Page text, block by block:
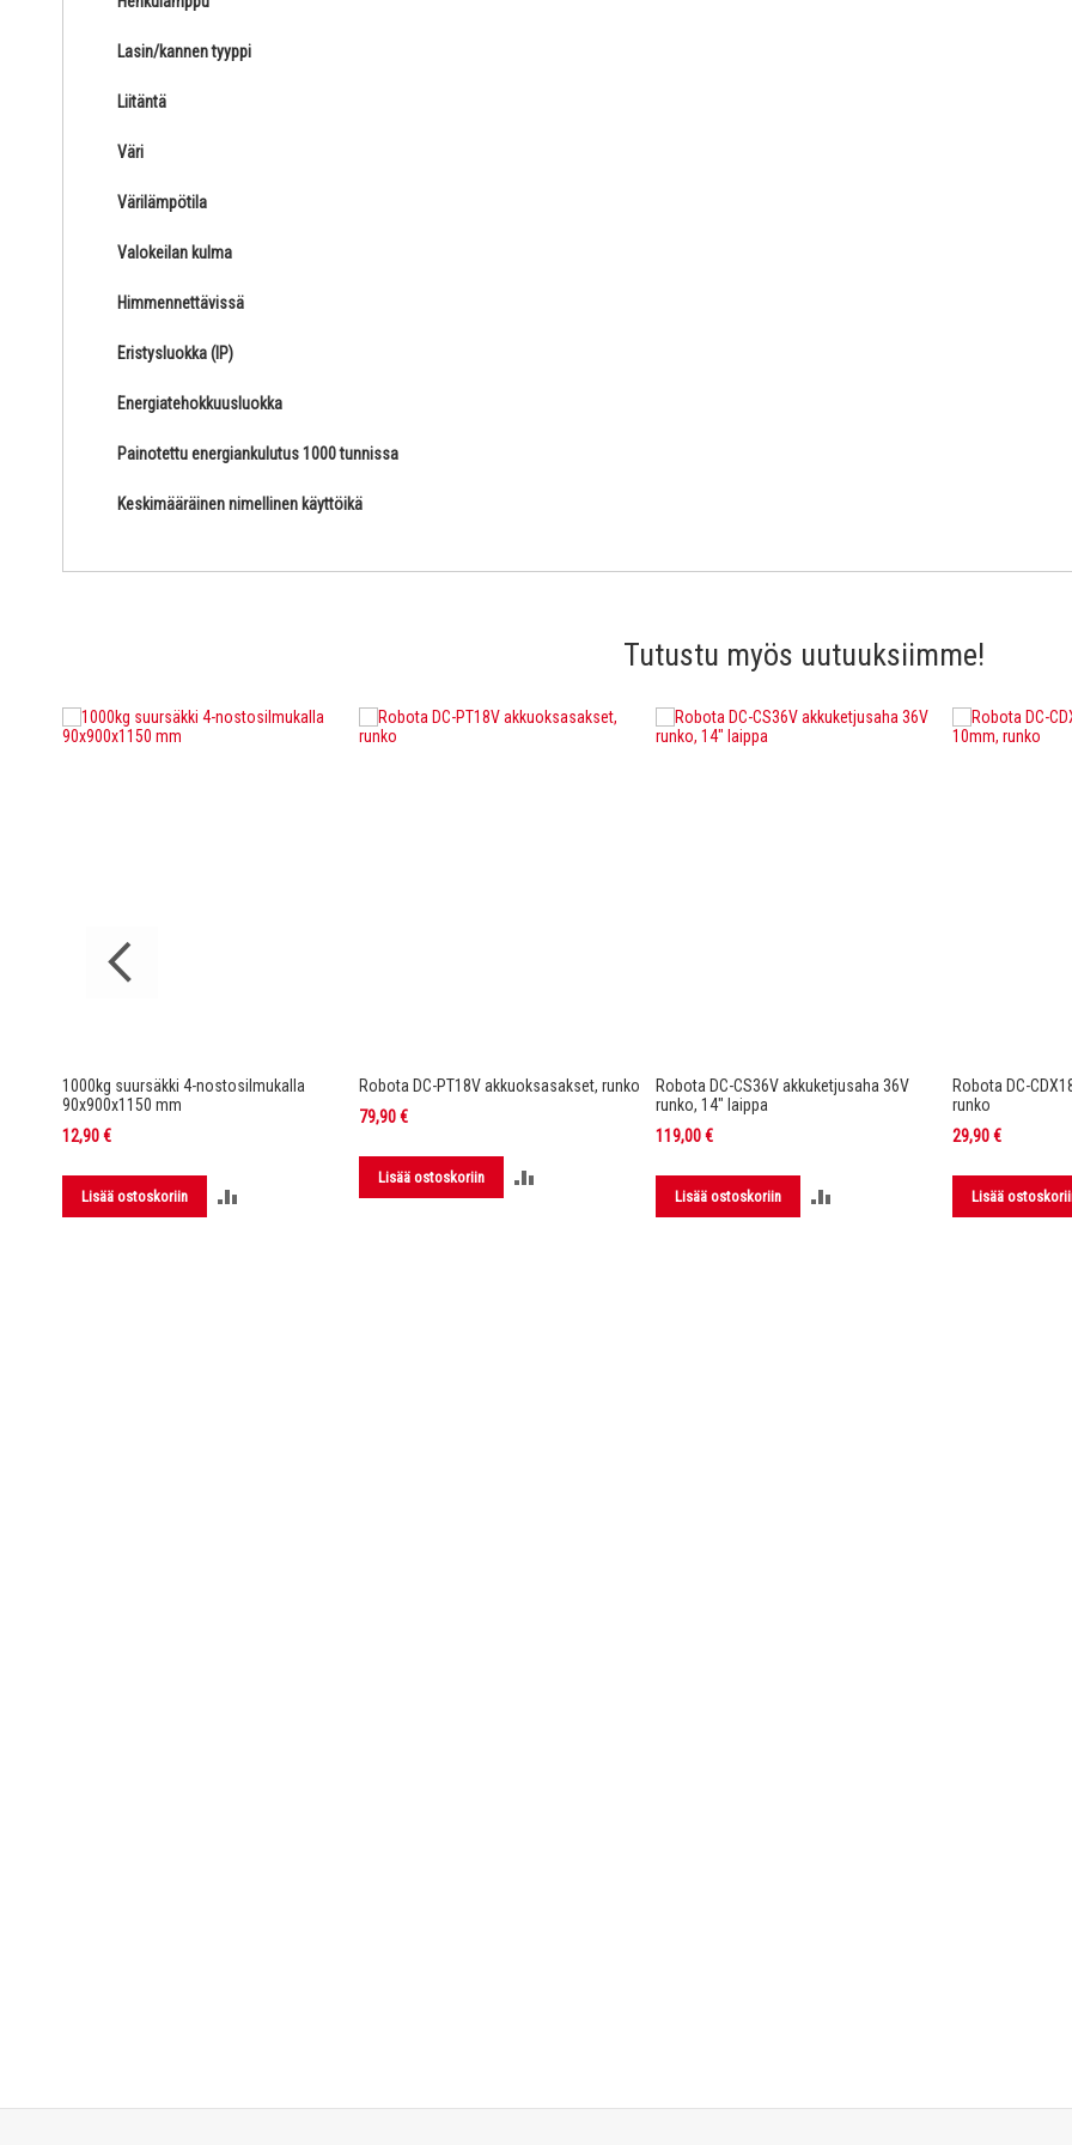
Lasin/kannen tyyppi
Liitäntä
Väri
Värilämpötila
Valokeilan kulma
Himmennettävissä
Eristysluokka (IP)
Energiatehokkuusluokka
Painotettu energiankulutus 1000 tunnissa
Keskimääräinen nimellinen käyttöikä
Tutustu myös uutuuksiimme!
1000kg suursäkki 4-nostosilmukalla
90x900x1150 mm
12,90 €
Lisää ostoskoriin
Robota DC-PT18V akkuoksasakset, runko
79,90 €
Lisää ostoskoriin
Robota DC-CS36V akkuketjusaha 36V
runko, 14" laippa
119,00 €
Lisää ostoskoriin
Robota DC-
runko
29,90 €
Lisää